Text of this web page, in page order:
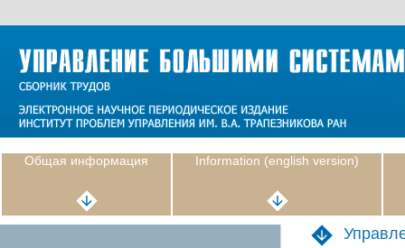
Общая информация Information (english version)